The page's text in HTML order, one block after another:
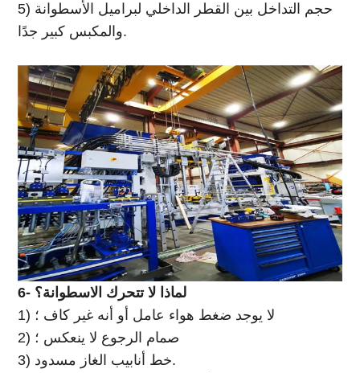
5) حجم التداخل بين القطر الداخلي لبراميل الأسطوانة
والمكبس كبير جدًا.
6- لماذا لا تتحرك الاسطوانة؟
1) لا يوجد ضغط هواء عامل أو أنه غير كاف ؛
2) صمام الرجوع لا ينعكس ؛
3) خط أنابيب الغاز مسدود.